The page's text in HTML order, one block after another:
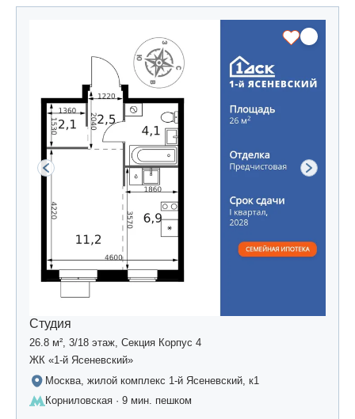
Студия
26.8 м², 3/18 этаж, Секция Корпус 4
ЖК «1-й Ясеневский»
Москва, жилой комплекс 1-й Ясеневский, к1
Корниловская · 9 мин. пешком